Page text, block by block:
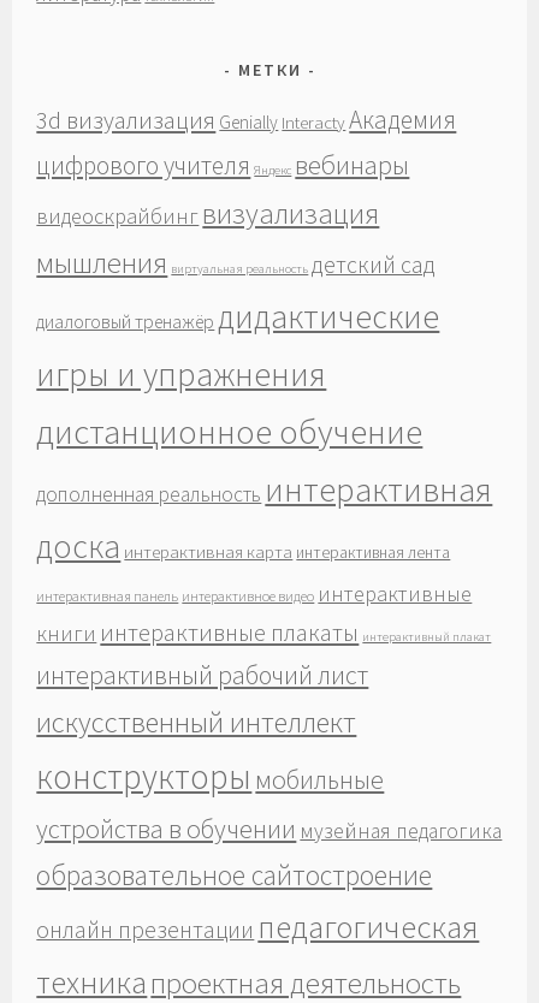
МЕТКИ
3d визуализация Genially Interacty Академия
цифрового учителя Яндекс вебинары
видеоскрайбинг визуализация
мышления виртуальная реальность детский сад
диалоговый тренажёр дидактические
игры и упражнения
дистанционное обучение
дополненная реальность интерактивная
доска интерактивная карта интерактивная лента
интерактивная панель интерактивное видео интерактивные
книги интерактивные плакаты интерактивный плакат
интерактивный рабочий лист
искусственный интеллект
конструкторы мобильные
устройства в обучении музейная педагогика
образовательное сайтостроение
онлайн презентации педагогическая
техника проектная деятельность